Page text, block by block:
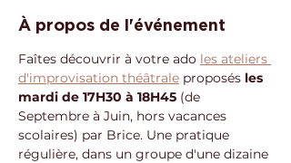
À propos de l'événement
Faîtes découvrir à votre ado les ateliers
d'improvisation théâtrale proposés les
mardi de 17H30 à 18H45 (de
Septembre à Juin, hors vacances
scolaires) par Brice. Une pratique
régulière, dans un groupe d'une dizaine